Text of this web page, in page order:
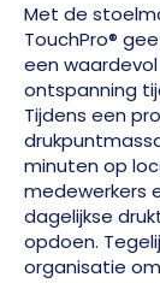
Met de
TouchPro®
een
ontspanning
Tijdens een
minuten op
medewerkers
dagelijkse
opdoen.
organisatie